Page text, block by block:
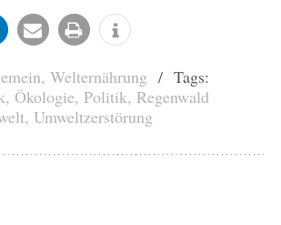
, Welternährung/ Tags:
, Ökologie, Politik, Regenwald
, Umweltzerstörung